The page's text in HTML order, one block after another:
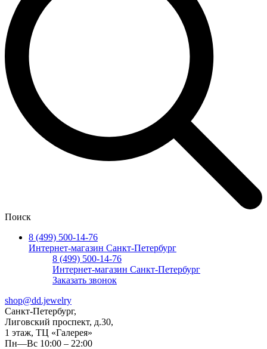
Поиск
8 (499) 500-14-76
Интернет-магазин Санкт-Петербург
8 (499) 500-14-76
Интернет-магазин Санкт-Петербург
Заказать звонок
shop@dd.jewelry
Санкт-Петербург,
Лиговский проспект, д.30,
1 этаж, ТЦ «Галерея»
Пн—Вс 10:00 – 22:00